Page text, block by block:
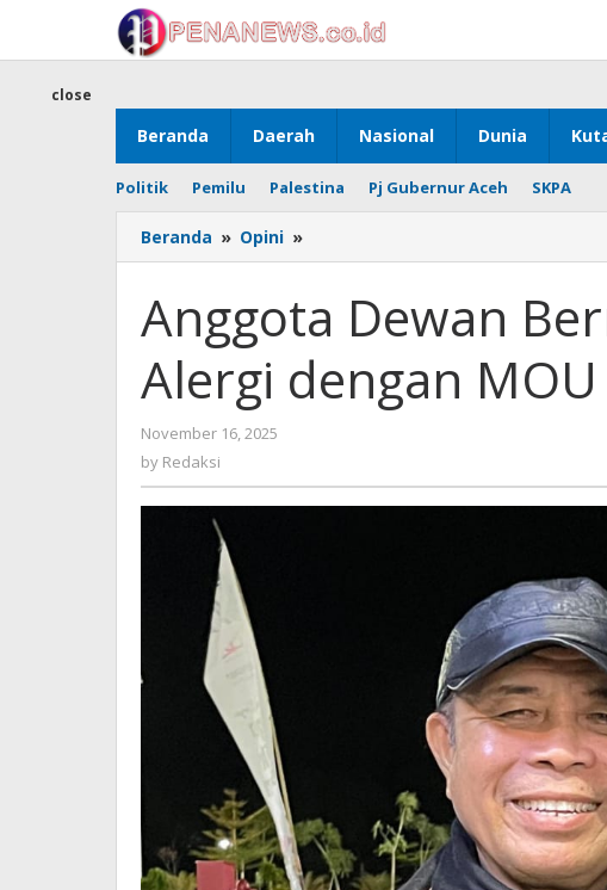
content
Beranda Daerah Nasional Dunia
Politik Pemilu Palestina Pj Gubernur Aceh SKPA
close
Beranda » Opini »
Dewan
Penjajah,
Alergi
dengan
MOU
Anggota Dewan
Alergi dengan
November 16, 2025
by Redaksi